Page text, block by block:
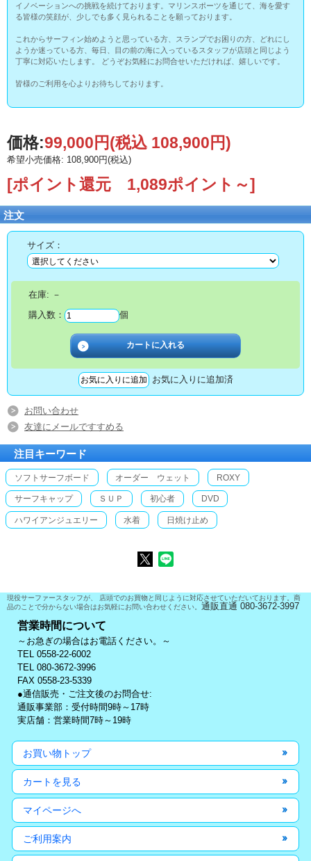
イノベーションへの挑戦を続けております。マリンスポーツを通じて、海を愛す
る皆様の笑顔が、少しでも多く見られることを願っております。
これからサーフィン始めようと思っている方、スランプでお困りの方、どれにし
ようか迷っている方、毎日、目の前の海に入っているスタッフが店頭と同じよう
丁寧に対応いたします。 どうぞお気軽にお問合せいただければ、嬉しいです。
皆様のご利用を心よりお待ちしております。
価格:99,000円(税込 108,900円)
希望小売価格: 108,900円(税込)
[ポイント還元 1,089ポイント～]
注文
サイズ：
在庫: －
購入数：
個
お気に入りに追加済
お問い合わせ
友達にメールですすめる
注目キーワード
ソフトサーフボード オーダー ウェット ROXY
サーフキャップ ＳＵＰ 初心者 DVD
ハワイアンジュエリー 水着 日焼け止め
現役サーファースタッフが、 店頭でのお買物と同じように対応させていただいております。商
品のことで分からない場合はお気軽にお問い合わせください。 通販直通 080-3672-3997
営業時間について
～お急ぎの場合はお電話ください。～
TEL 0558-22-6002
TEL 080-3672-3996
FAX 0558-23-5339
●通信販売・ご注文後のお問合せ:
通販事業部：受付時間9時～17時
実店舗：営業時間7時～19時
お買い物トップ
カートを見る
マイページへ
ご利用案内